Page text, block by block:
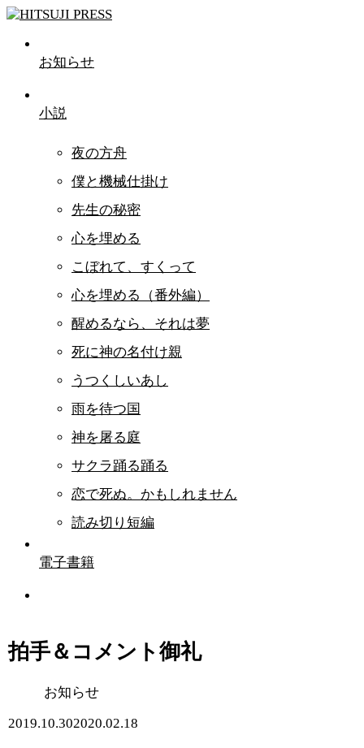
お知らせ
小説
夜の方舟
僕と機械仕掛け
先生の秘密
心を埋める
こぼれて、すくって
心を埋める（番外編）
醒めるなら、それは夢
死に神の名付け親
うつくしいあし
雨を待つ国
神を屠る庭
サクラ踊る踊る
恋で死ぬ。かもしれません
読み切り短編
電子書籍
拍手＆コメント御礼
お知らせ
2019.10.302020.02.18